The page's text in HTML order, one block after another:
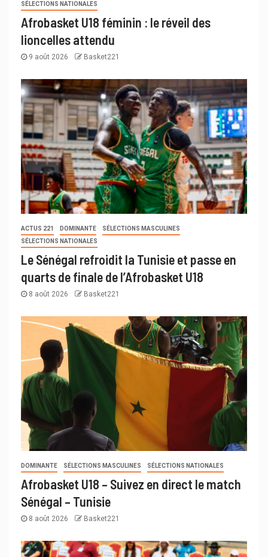
SÉLECTIONS NATIONALES
Afrobasket U18 féminin : le réveil des
lioncelles attendu
9 août 2026 Basket221
ACTUS 221 DOMINANTE
SÉLECTIONS MASCULINES
SÉLECTIONS NATIONALES
Le Sénégal refroidit la Tunisie et passe en
quarts de finale de l’Afrobasket U18
8 août 2026 Basket221
DOMINANTE SÉLECTIONS MASCULINES SÉLECTIONS NATIONALES
Afrobasket U18 – Suivez en direct le match
Sénégal – Tunisie
8 août 2026 Basket221